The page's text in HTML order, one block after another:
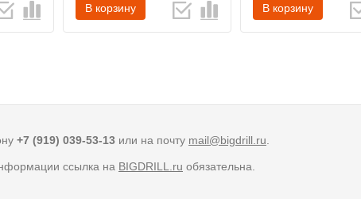
В корзину В корзину
+7 (919) 039-53-13 или на почту mail@bigdrill.ru
ссылка на BIGDRILL.ru обязательна.